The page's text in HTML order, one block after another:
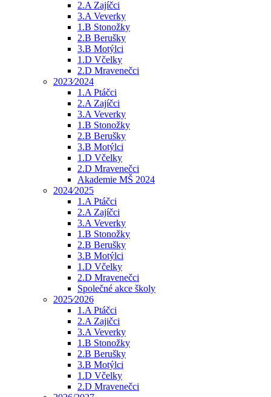
2.A Zajíčci
3.A Veverky
1.B Stonožky
2.B Berušky
3.B Motýlci
1.D Včelky
2.D Mravenečci
2023⁄2024
1.A Ptáčci
2.A Zajíčci
3.A Veverky
1.B Stonožky
2.B Berušky
3.B Motýlci
1.D Včelky
2.D Mravenečci
Akademie MŠ 2024
2024⁄2025
1.A Ptáčci
2.A Zajíčci
3.A Veverky
1.B Stonožky
2.B Berušky
3.B Motýlci
1.D Včelky
2.D Mravenečci
Společné akce školy
2025⁄2026
1.A Ptáčci
2.A Zajičci
3.A Veverky
1.B Stonožky
2.B Berušky
3.B Motýlci
1.D Včelky
2.D Mravenečci